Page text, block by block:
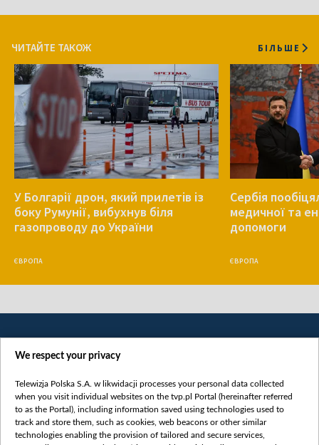
ЧИТАЙТЕ ТАКОЖ БІЛЬШЕ
У Болгарії дрон, який прилетів із
боку Румунії, вибухнув біля
газопроводу до України
ЄВРОПА
Сербія
медичної та
допомоги
ЄВРОПА
Категорії
We respect your privacy
Telewizja Polska S.A. w likwidacji processes your personal data collected
when you visit individual websites on the tvp.pl Portal (hereinafter referred
to as the Portal), including information saved using technologies used to
track and store them, such as cookies, web beacons or other similar
technologies enabling the provision of tailored and secure services,